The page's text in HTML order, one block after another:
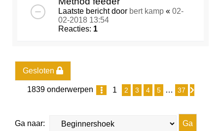
Laatste bericht door bert kamp « 02-
02-2018 13:54
Reacties: 1
Gesloten
1839 onderwerpen Pagina van37
1 2 3 4 5 … 37
Ga naar: